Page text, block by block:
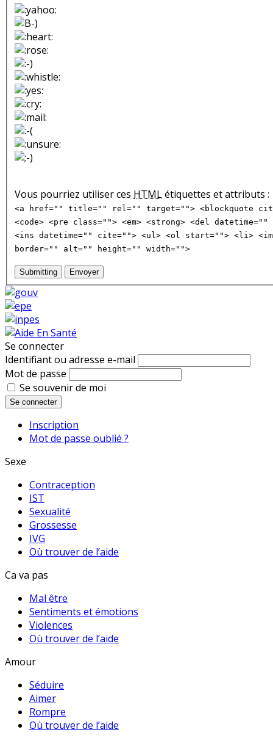
Vous pourriez utiliser ces HTMLétiquettes et attributs :
<a href="" title="" rel="" target=""> <blockquote
<code> <pre class=""> <em> <strong> <del
<ins datetime="" cite=""> <ul> <ol start=""> <li>
border="" alt="" height="" width="">
Submitting Envoyer
Se connecter
Identifiant ou adresse e-mail
Mot de passe
Se souvenir de moi
Se connecter
Inscription
Mot de passe oublié ?
Sexe
Contraception
IST
Sexualité
Grossesse
IVG
Où trouver de l’aide
Ca va pas
Mal être
Sentiments et émotions
Violences
Où trouver de l’aide
Amour
Séduire
Aimer
Rompre
Où trouver de l’aide